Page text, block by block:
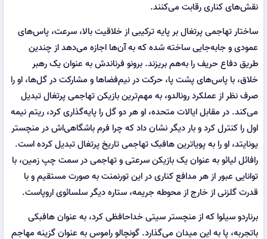
نقش‌های کناری رقابت می‌کنند.
ساختار تهاجمی پرتغال بر پایه ترکیبی از خلاقیت بالا، سرعت، پاس‌های
عمودی و جابه‌جایی ساخته شده که به آن‌ها اجازه می‌دهد از چندین
طریق دفاع حریف را به‌هم بریزند. برونو فرناندش به عنوان یک رهبر
خلاق، با پاس‌های پشت پا، حرکت در نیم‌فضاها و مشارکت در گل‌ها، او را
صرف نظر از عملکرد رونالدو، به مهم‌ترین بازیکن تهاجمی پرتغال تبدیل
می‌کند. در مقابل ایالات متحده، او هر دو گل را پایه‌گذاری کرد، ریتم نیمه
اول را کنترل کرد و بار دیگر نشان داد که چرا فرم باشگاهی‌اش در منچستر
یونایتد، او را به پویاترین هافبک تهاجمی تاریخ پرتغال تبدیل کرده است.
رافائل لیائو به عنوان یک بازیکن سرعتی و تهاجمی در سمت چپ زمین، با
توانایی عبور از هر مدافع کناری در این تورنمنت به صورت مستقیم و با
قدرت گلزنی از خارج از محوطه جریمه، ستاره دیگر سلسائوی اروپاست.
برناردو سیلوا که از منچستر سیتی خداحافظی کرد، به عنوان هافبکی
باتجربه، پا به این میدان می‌گذارد. گونچالو راموس به عنوان گزینه مهاجم